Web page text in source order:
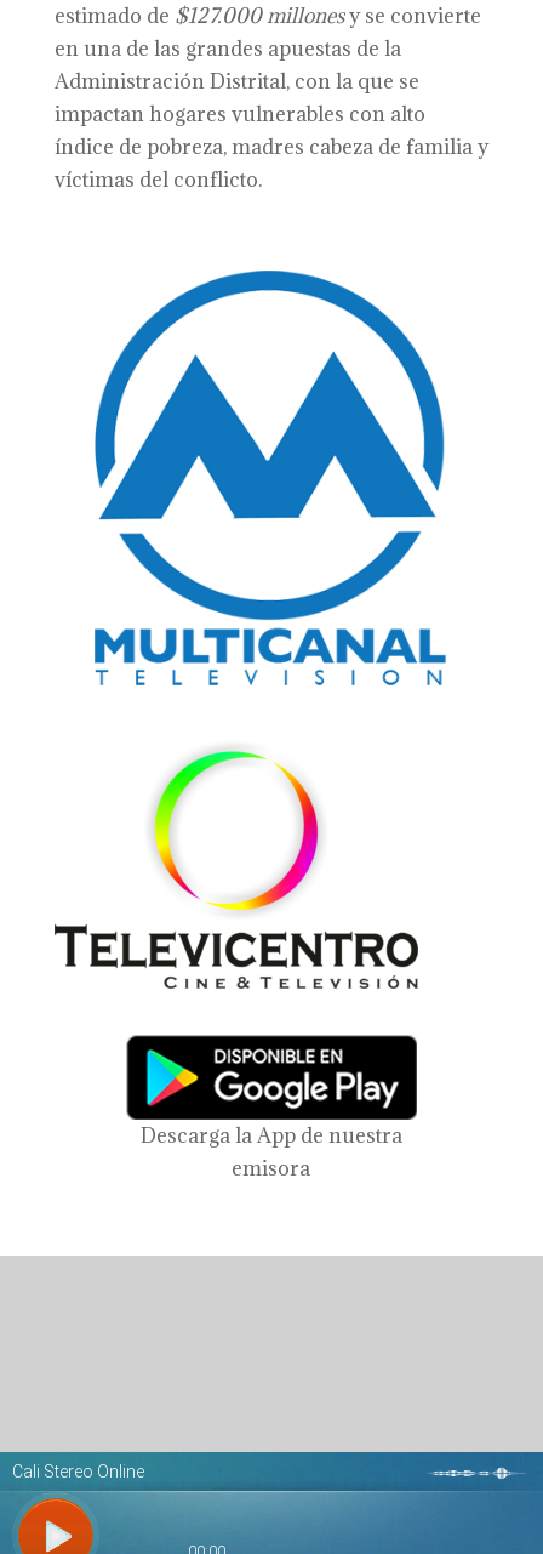
estimado de $127.000 millonesy se convierte
en una de las grandes apuestas de la
Administración Distrital, con la que se
impactan hogares vulnerables con alto
índice de pobreza, madres cabeza de familia y
víctimas del conflicto.
Descarga la App de nuestra
emisora